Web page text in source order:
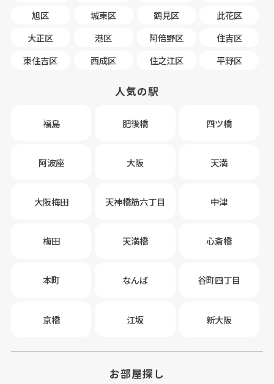
旭区
城東区 鶴見区
此花区
大正区
港区 阿倍野区
住吉区
東住吉区
西成区 住之江区 平野区
人気の駅
福島 肥後橋 四ツ橋
阿波座 大阪 天満
大阪梅田 天神橋筋六丁目 中津
梅田 天満橋 心斎橋
本町 なんば 谷町四丁目
京橋 江坂 新大阪
お部屋探し